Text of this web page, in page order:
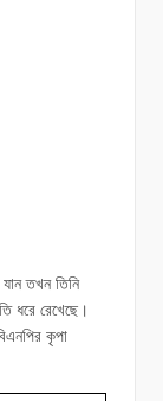
তখন তিনি
ধরে রেখেছে।
কৃপা